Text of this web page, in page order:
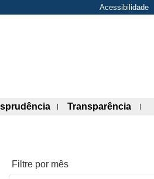
Acessibilidade
de links) (abre painel de links)
Transparência
Filtre por mês